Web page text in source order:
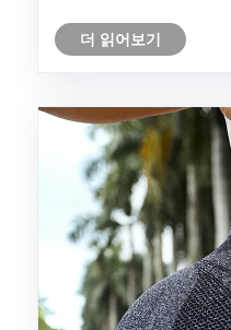
더 읽어보기